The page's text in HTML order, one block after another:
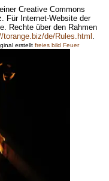
Creative Commons
Für Internet-Website der
Rechte über den Rahmen
torange.biz/de/Rules.html
erstellt freies bild Feuer